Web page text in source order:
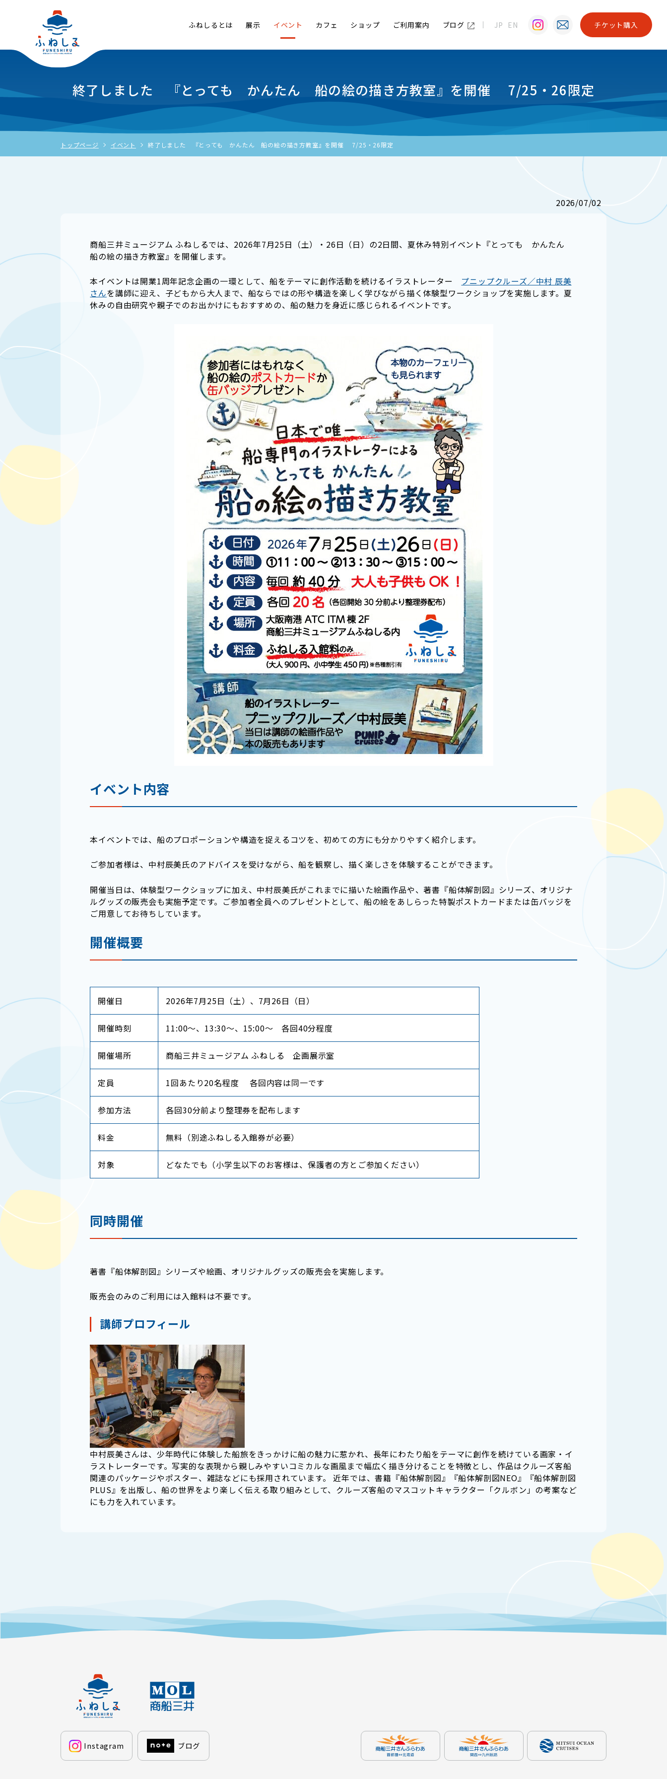
チケット購入
ふねしるとは 展示 イベント カフェ ショップ ご利用案内 ブログ JP EN
終了しました 『とっても かんたん 船の絵の描き方教室』を開催 7/25・26限定
トップページ イベント 終了しました 『とっても かんたん 船の絵の描き方教室』を開催 7/25・26限定
2026/07/02
商船三井ミュージアム ふねしるでは、2026年7月25日（土）・26日（日）の2日間、夏休み特別イベント『とっても かんたん
船の絵の描き方教室』を開催します。
本イベントは開業1周年記念企画の一環として、船をテーマに創作活動を続けるイラストレーター プニップクルーズ／中村 辰美
さんを講師に迎え、子どもから大人まで、船ならではの形や構造を楽しく学びながら描く体験型ワークショップを実施します。夏
休みの自由研究や親子でのお出かけにもおすすめの、船の魅力を身近に感じられるイベントです。
イベント内容
本イベントでは、船のプロポーションや構造を捉えるコツを、初めての方にも分かりやすく紹介します。
ご参加者様は、中村辰美氏のアドバイスを受けながら、船を観察し、描く楽しさを体験することができます。
開催当日は、体験型ワークショップに加え、中村辰美氏がこれまでに描いた絵画作品や、著書『船体解剖図』シリーズ、オリジナ
ルグッズの販売会も実施予定です。ご参加者全員へのプレゼントとして、船の絵をあしらった特製ポストカードまたは缶バッジを
ご用意してお待ちしています。
開催概要
開催日 2026年7月25日（土）、7月26日（日）
開催時刻 11:00～、13:30～、15:00～ 各回40分程度
開催場所 商船三井ミュージアム ふねしる 企画展示室
定員 1回あたり20名程度 各回内容は同一です
参加方法 各回30分前より整理券を配布します
料金 無料（別途ふねしる入館券が必要）
対象 どなたでも（小学生以下のお客様は、保護者の方とご参加ください）
同時開催
著書『船体解剖図』シリーズや絵画、オリジナルグッズの販売会を実施します。
販売会のみのご利用には入館料は不要です。
講師プロフィール
中村辰美さんは、少年時代に体験した船旅をきっかけに船の魅力に惹かれ、長年にわたり船をテーマに創作を続けている画家・イ
ラストレーターです。写実的な表現から親しみやすいコミカルな画風まで幅広く描き分けることを特徴とし、作品はクルーズ客船
関連のパッケージやポスター、雑誌などにも採用されています。 近年では、書籍『船体解剖図』『船体解剖図NEO』『船体解剖図
PLUS』を出版し、船の世界をより楽しく伝える取り組みとして、クルーズ客船のマスコットキャラクター「クルボン」の考案など
にも力を入れています。
Instagram ブログ